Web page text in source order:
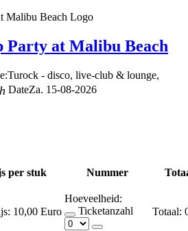
Party at Malibu Beach
Turock - disco, live-club & lounge,
DateZa. 15-08-2026
per stuk Nummer
10,00 Euro
Hoeveelheid:
Ticketanzahl